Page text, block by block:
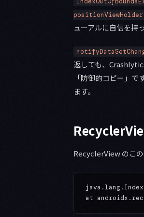
positionViewHolder
ューアルに自信を持
返しても、
「防御的コピー」
ます。
RecyclerView のこ